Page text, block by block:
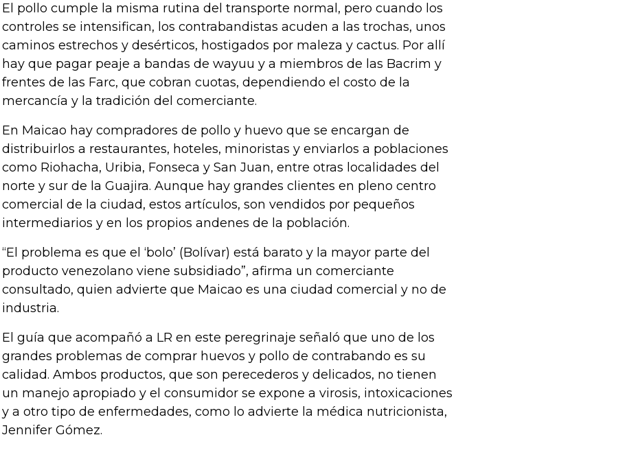
El pollo cumple la misma rutina del transporte normal, pero cuando los
controles se intensifican, los contrabandistas acuden a las trochas, unos
caminos estrechos y desérticos, hostigados por maleza y cactus. Por allí
hay que pagar peaje a bandas de wayuu y a miembros de las Bacrim y
frentes de las Farc, que cobran cuotas, dependiendo el costo de la
mercancía y la tradición del comerciante.
En Maicao hay compradores de pollo y huevo que se encargan de
distribuirlos a restaurantes, hoteles, minoristas y enviarlos a poblaciones
como Riohacha, Uribia, Fonseca y San Juan, entre otras localidades del
norte y sur de la Guajira. Aunque hay grandes clientes en pleno centro
comercial de la ciudad, estos artículos, son vendidos por pequeños
intermediarios y en los propios andenes de la población.
“El problema es que el ‘bolo’ (Bolívar) está barato y la mayor parte del
producto venezolano viene subsidiado”, afirma un comerciante
consultado, quien advierte que Maicao es una ciudad comercial y no de
industria.
El guía que acompañó a LR en este peregrinaje señaló que uno de los
grandes problemas de comprar huevos y pollo de contrabando es su
calidad. Ambos productos, que son perecederos y delicados, no tienen
un manejo apropiado y el consumidor se expone a virosis, intoxicaciones
y a otro tipo de enfermedades, como lo advierte la médica nutricionista,
Jennifer Gómez.